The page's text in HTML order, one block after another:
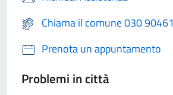
Chiama il comune 030 90461
Prenota un appuntamento
Problemi in città